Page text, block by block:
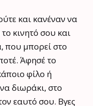
και κανέναν να
κινητό σου και
που μπορεί στο
Άφησέ το
φίλο ή
διωράκι, στο
εαυτό σου. Βγες